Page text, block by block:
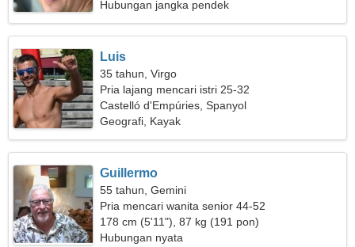
Hubungan jangka pendek
Luis
35 tahun, Virgo
Pria lajang mencari istri 25-32
Castelló d'Empúries, Spanyol
Geografi, Kayak
Guillermo
55 tahun, Gemini
Pria mencari wanita senior 44-52
178 cm (5'11"), 87 kg (191 pon)
Hubungan nyata